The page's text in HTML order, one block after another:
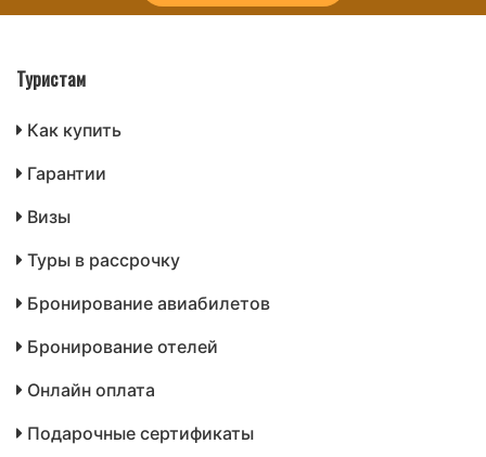
Туристам
Как купить
Гарантии
Визы
Туры в рассрочку
Бронирование авиабилетов
Бронирование отелей
Онлайн оплата
Подарочные сертификаты